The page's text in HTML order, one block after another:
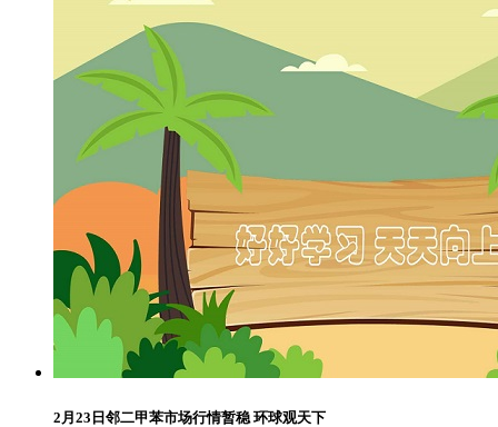
2月23日邻二甲苯市场行情暂稳 环球观天下